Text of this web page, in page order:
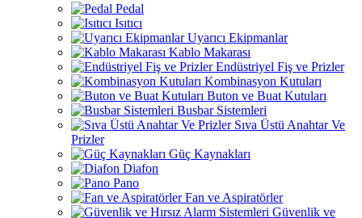
Pedal
Isıtıcı
Uyarıcı Ekipmanlar
Kablo Makarası
Endüstriyel Fiş ve Prizler
Kombinasyon Kutuları
Buton ve Buat Kutuları
Busbar Sistemleri
Sıva Üstü Anahtar Ve
Prizler
Güç Kaynakları
Diafon
Pano
Fan ve Aspiratörler
Güvenlik ve